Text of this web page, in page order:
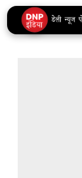
Skip
to
content